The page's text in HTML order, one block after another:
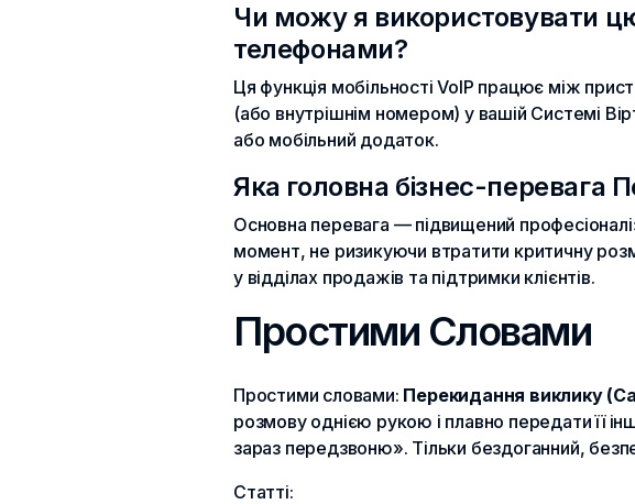
Чи можу я використовувати
телефонами?
Ця функція мобільності VoIP працює між
(або внутрішнім номером) у вашій Системі
або мобільний додаток.
Яка головна бізнес-перевага
Основна перевага — підвищений
момент, не ризикуючи втратити критичну
у відділах продажів та підтримки клієнтів.
Простими Словами
Простими словами: Перекидання виклику
розмову однією рукою і плавно передати її
зараз передзвоню». Тільки бездоганний,
Статті: